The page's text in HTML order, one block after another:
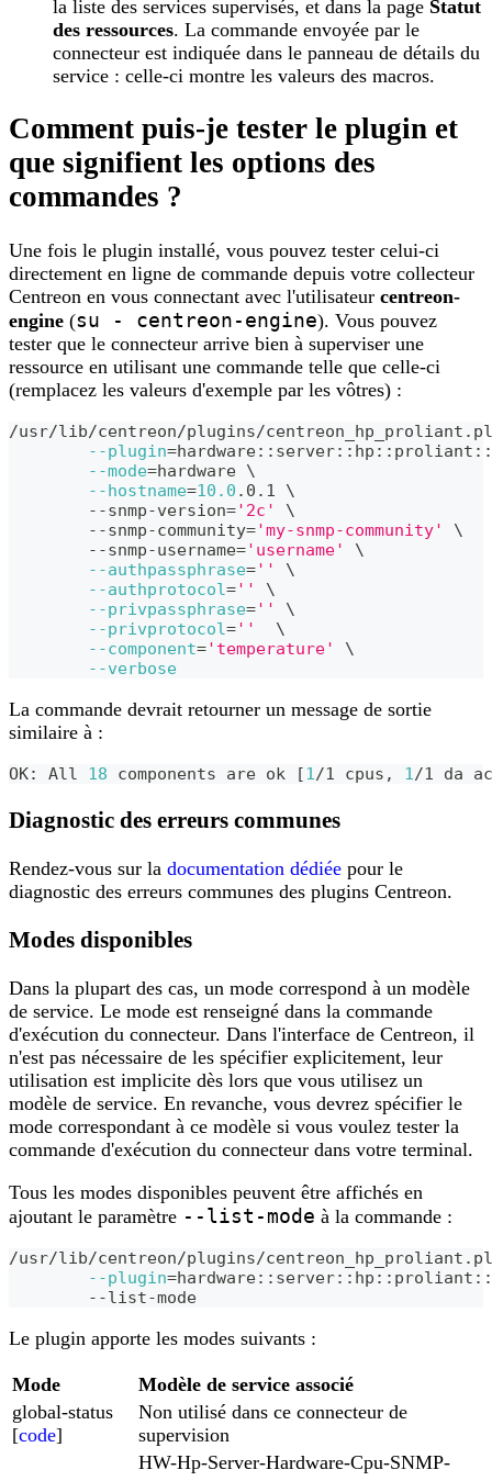
la liste des services supervisés, et dans la page Statut
des ressources. La commande envoyée par le
connecteur est indiquée dans le panneau de détails du
service : celle-ci montre les valeurs des macros.
Comment puis-je tester le plugin et
que signifient les options des
commandes ?
Une fois le plugin installé, vous pouvez tester celui-ci
directement en ligne de commande depuis votre collecteur
Centreon en vous connectant avec l'utilisateur centreon-
engine (su - centreon-engine). Vous pouvez
tester que le connecteur arrive bien à superviser une
ressource en utilisant une commande telle que celle-ci
(remplacez les valeurs d'exemple par les vôtres) :
/usr/lib/centreon/plugins/
--plugin=
--mode=hardware \
--hostname=10.0 .0.1 \
	--snmp-version
='2c'
\
	--snmp-community
='my-snmp-community'
\
	--snmp-username
='username'
\
--authpassphrase=''
\
--authprotocol=''
\
--privpassphrase=''
\
--privprotocol=''
\
--component='temperature'
\
--verbose
La commande devrait retourner un message de sortie
similaire à :
OK: All 18 components are ok [1/1 cpus, 1/1 da
Diagnostic des erreurs communes
Rendez-vous sur la documentation dédiée pour le
diagnostic des erreurs communes des plugins Centreon.
Modes disponibles
Dans la plupart des cas, un mode correspond à un modèle
de service. Le mode est renseigné dans la commande
d'exécution du connecteur. Dans l'interface de Centreon, il
n'est pas nécessaire de les spécifier explicitement, leur
utilisation est implicite dès lors que vous utilisez un
modèle de service. En revanche, vous devrez spécifier le
mode correspondant à ce modèle si vous voulez tester la
commande d'exécution du connecteur dans votre terminal.
Tous les modes disponibles peuvent être affichés en
ajoutant le paramètre --list-mode à la commande :
/usr/lib/centreon/plugins/
--plugin=
	--list-mode
Le plugin apporte les modes suivants :
Mode
Modèle de service associé
global-status
[code]
Non utilisé dans ce connecteur de
supervision
HW-Hp-Server-Hardware-Cpu-SNMP-